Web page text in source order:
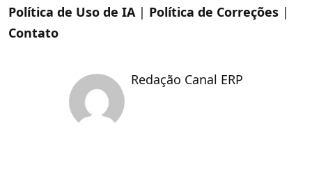
Política de Uso de IA| Política de Correções |
Contato
Redação Canal ERP